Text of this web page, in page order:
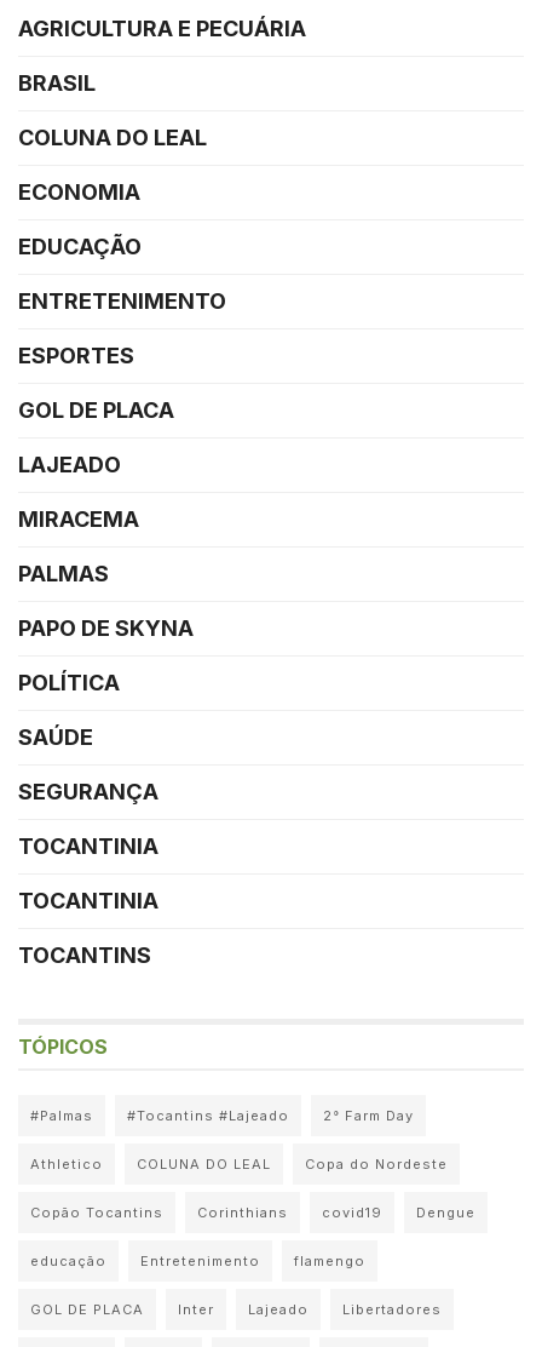
AGRICULTURA E PECUÁRIA
BRASIL
COLUNA DO LEAL
ECONOMIA
EDUCAÇÃO
ENTRETENIMENTO
ESPORTES
GOL DE PLACA
LAJEADO
MIRACEMA
PALMAS
PAPO DE SKYNA
POLÍTICA
SAÚDE
SEGURANÇA
TOCANTINIA
TOCANTINIA
TOCANTINS
TÓPICOS
#Palmas #Tocantins #Lajeado 2° Farm Day
Athletico COLUNA DO LEAL Copa do Nordeste
Copão Tocantins Corinthians covid19 Dengue
educação Entretenimento flamengo
GOL DE PLACA Inter Lajeado Libertadores